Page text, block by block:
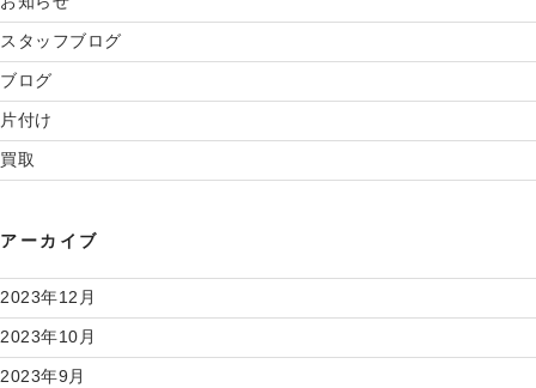
スタッフブログ
ブログ
片付け
買取
アーカイブ
2023年12月
2023年10月
2023年9月